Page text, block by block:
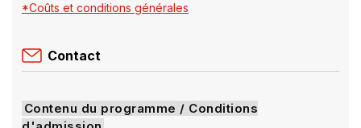
*Coûts et conditions générales
Contact
Contenu du programme / Conditions